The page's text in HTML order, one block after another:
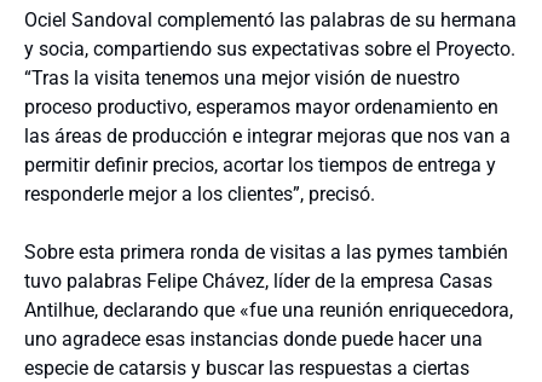
Ociel Sandoval complementó las palabras de su hermana
y socia, compartiendo sus expectativas sobre el Proyecto.
“Tras la visita tenemos una mejor visión de nuestro
proceso productivo, esperamos mayor ordenamiento en
las áreas de producción e integrar mejoras que nos van a
permitir definir precios, acortar los tiempos de entrega y
responderle mejor a los clientes”, precisó.
Sobre esta primera ronda de visitas a las pymes también
tuvo palabras Felipe Chávez, líder de la empresa Casas
Antilhue, declarando que «fue una reunión enriquecedora,
uno agradece esas instancias donde puede hacer una
especie de catarsis y buscar las respuestas a ciertas